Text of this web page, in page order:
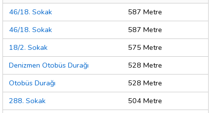
46/18. Sokak
587 Metre
46/18. Sokak
587 Metre
18/2. Sokak
575 Metre
Denizmen Otobüs Durağı
528 Metre
Otobüs Durağı
528 Metre
288. Sokak
504 Metre